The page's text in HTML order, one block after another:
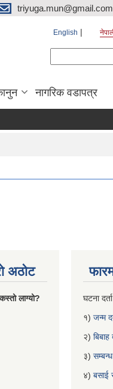
English
नागरिक वडापत्र
अठोट
लाग्यो?
घटना
१) जन्म
२) बिबाह
३)
४) बसाई